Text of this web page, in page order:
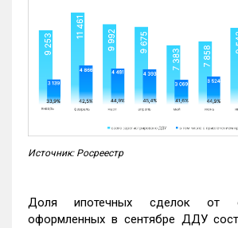
Источник: Росреестр
Доля ипотечных сделок от
оформленных в сентябре ДДУ